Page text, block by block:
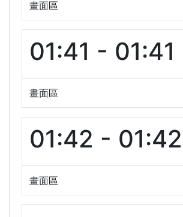
畫面區
01:41 - 01:41
畫面區
01:42 - 01:42
畫面區